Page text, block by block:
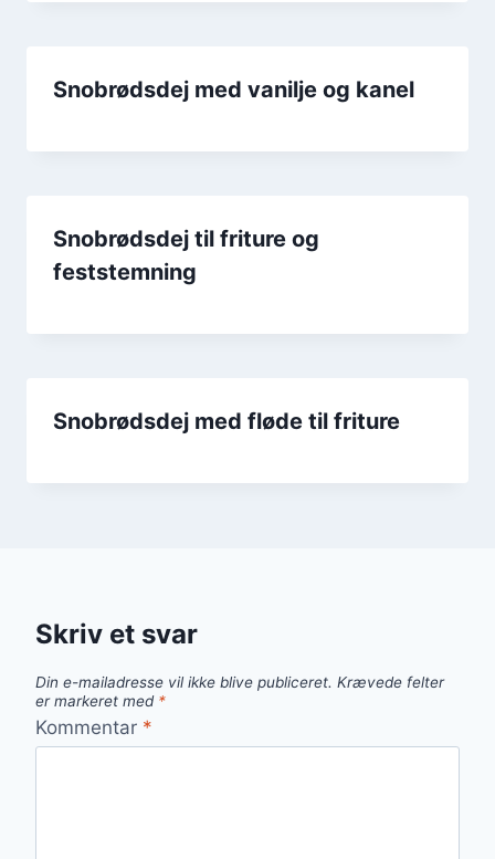
Snobrødsdej med vanilje og kanel
Snobrødsdej til friture og
feststemning
Snobrødsdej med fløde til friture
Skriv et svar
Din e-mailadresse vil ikke blive publiceret. Krævede felter
er markeret med *
Kommentar *